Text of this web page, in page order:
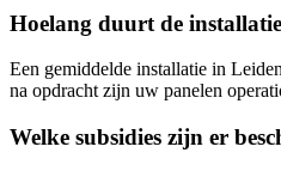
Hoelang duurt de
Een gemiddelde installatie in Leiden
na opdracht zijn uw panelen
Welke subsidies zijn er